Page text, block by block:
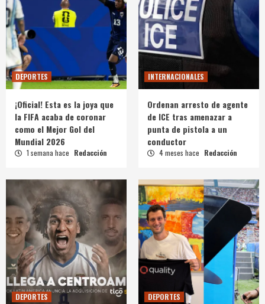
DEPORTES
¡Oficial! Esta es la joya que
la FIFA acaba de coronar
como el Mejor Gol del
Mundial 2026
1 semana hace Redacción
INTERNACIONALES
Ordenan arresto de agente
de ICE tras amenazar a
punta de pistola a un
conductor
4 meses hace Redacción
DEPORTES DEPORTES